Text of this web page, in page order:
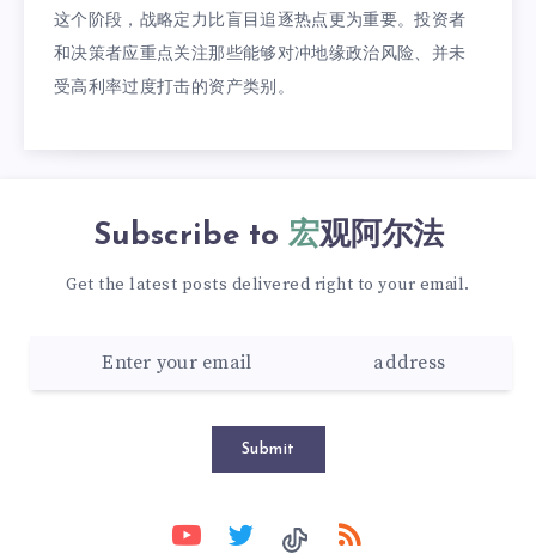
这个阶段，战略定力比盲目追逐热点更为重要。投资者
和决策者应重点关注那些能够对冲地缘政治风险、并未
受高利率过度打击的资产类别。
Subscribe to 宏观阿尔法
Get the latest posts delivered right to your email.
Submit